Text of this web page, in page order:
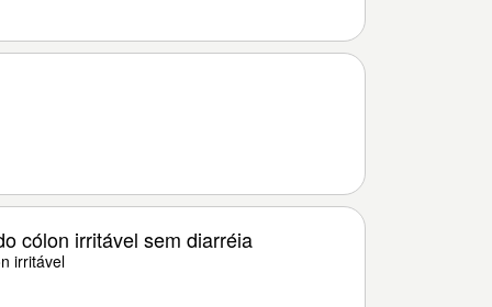
cólon irritável sem diarréia
irritável